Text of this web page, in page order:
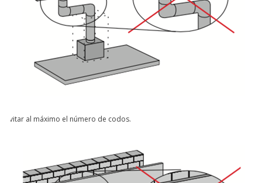
Evitar al máximo el número de codos.